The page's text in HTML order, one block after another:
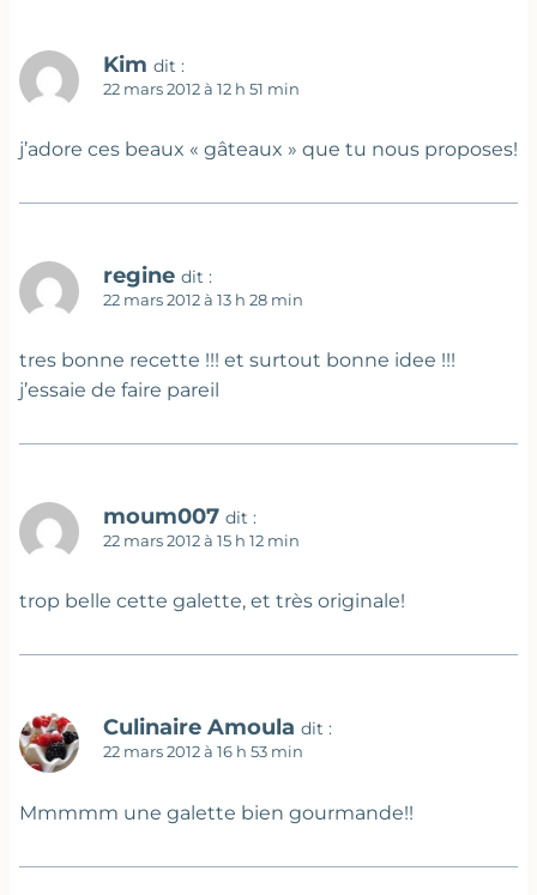
Kim dit :
22 mars 2012 à 12 h 51 min
j’adore ces beaux « gâteaux » que tu nous proposes!
regine dit :
22 mars 2012 à 13 h 28 min
tres bonne recette !!! et surtout bonne idee !!!
j’essaie de faire pareil
moum007 dit :
22 mars 2012 à 15 h 12 min
trop belle cette galette, et très originale!
Culinaire Amoula dit :
22 mars 2012 à 16 h 53 min
Mmmmm une galette bien gourmande!!